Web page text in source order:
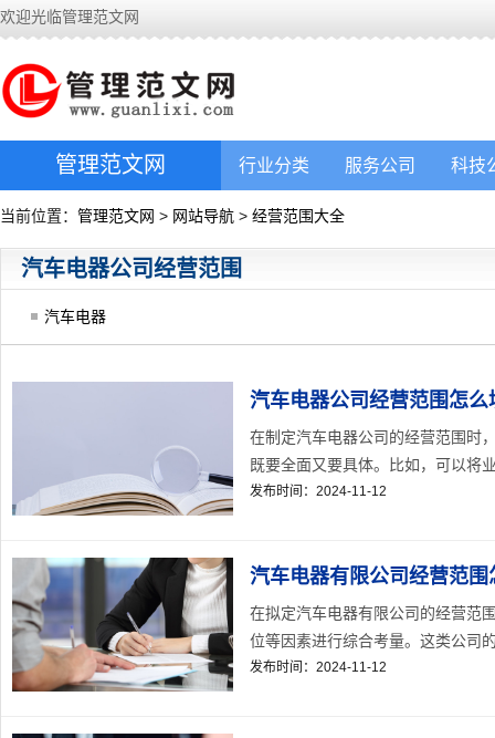
欢迎光临管理范文网
管理范文网 行业分类 服务公司 科技
当前位置： 管理范文网 > 网站导航 > 经营范围大全
汽车电器公司经营范围
汽车电器
汽车电器公司经营范围怎
在制定汽车电器公司的经营范围时
既要全面又要具体。比如，可以将
发布时间：2024-11-12
汽车电器有限公司经营范
在拟定汽车电器有限公司的经营范
位等因素进行综合考量。这类公司
发布时间：2024-11-12